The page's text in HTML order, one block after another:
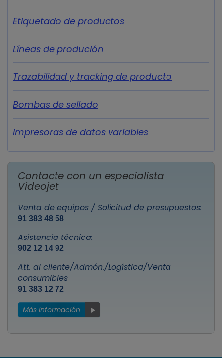
Etiquetado de productos
Líneas de produción
Trazabilidad y tracking de producto
Bombas de sellado
Impresoras de datos variables
Contacte con un especialista
Videojet
Venta de equipos / Solicitud de presupuestos:
91 383 48 58
Asistencia técnica:
902 12 14 92
Att. al cliente/Admón./Logística/Venta
consumibles
91 383 12 72
Más información